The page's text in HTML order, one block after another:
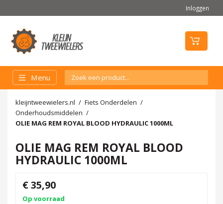
Inloggen
Menu
kleijntweewielers.nl
Fiets Onderdelen
Onderhoudsmiddelen
OLIE MAG REM ROYAL BLOOD HYDRAULIC 1000ML
OLIE MAG REM ROYAL BLOOD
HYDRAULIC 1000ML
€ 35,90
Op voorraad